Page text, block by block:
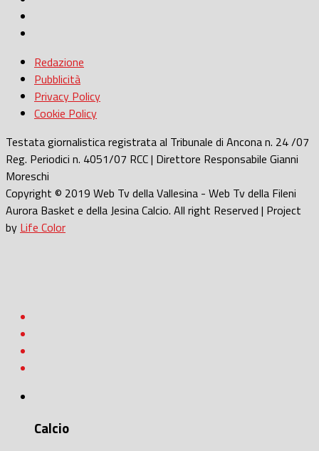
Redazione
Pubblicità
Privacy Policy
Cookie Policy
Testata giornalistica registrata al Tribunale di Ancona n. 24 /07
Reg. Periodici n. 4051/07 RCC | Direttore Responsabile Gianni
Moreschi
Copyright © 2019 Web Tv della Vallesina - Web Tv della Fileni
Aurora Basket e della Jesina Calcio. All right Reserved | Project
by Life Color
Calcio